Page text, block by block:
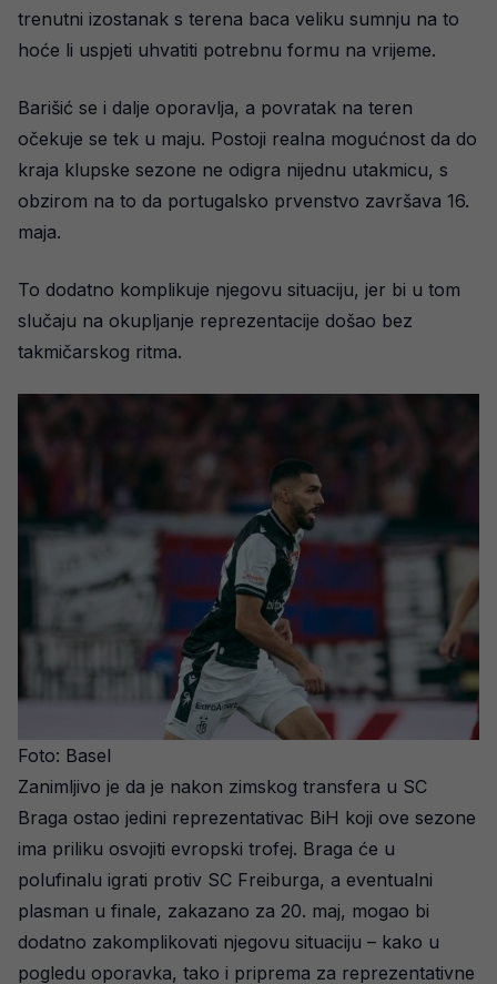
trenutni izostanak s terena baca veliku sumnju na to
hoće li uspjeti uhvatiti potrebnu formu na vrijeme.
Barišić se i dalje oporavlja, a povratak na teren
očekuje se tek u maju. Postoji realna mogućnost da do
kraja klupske sezone ne odigra nijednu utakmicu, s
obzirom na to da portugalsko prvenstvo završava 16.
maja.
To dodatno komplikuje njegovu situaciju, jer bi u tom
slučaju na okupljanje reprezentacije došao bez
takmičarskog ritma.
Foto: Basel
Zanimljivo je da je nakon zimskog transfera u SC
Braga ostao jedini reprezentativac BiH koji ove sezone
ima priliku osvojiti evropski trofej. Braga će u
polufinalu igrati protiv SC Freiburga, a eventualni
plasman u finale, zakazano za 20. maj, mogao bi
dodatno zakomplikovati njegovu situaciju – kako u
pogledu oporavka, tako i priprema za reprezentativne